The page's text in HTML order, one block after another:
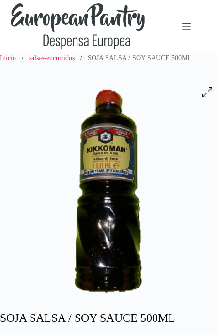
Saltar
contenido
Inicio / salsas-encurtidos / SOJA SALSA / SOY SAUCE 500ML
SOJA SALSA / SOY SAUCE 500ML